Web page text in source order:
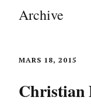
Archive
MARS 18, 2015
Christian